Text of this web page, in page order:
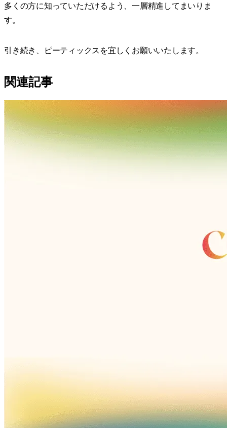
多くの方に知っていただけるよう、一層精進してまいりま
す。
引き続き、ピーティックスを宜しくお願いいたします。
関連記事